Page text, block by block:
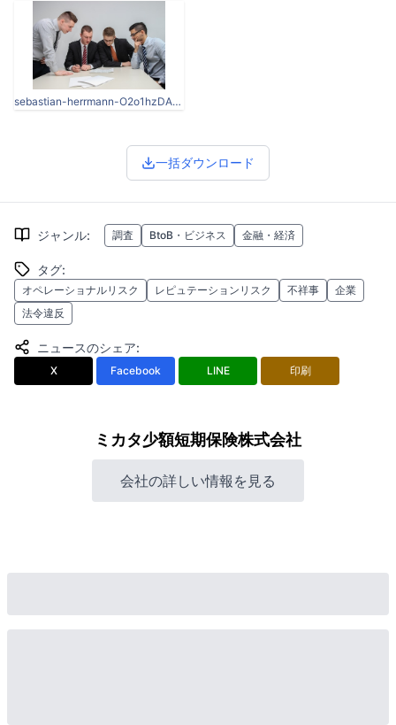
sebastian-herrmann-O2o1hzDA7iE-unsplash-2.jpg
一括ダウンロード
ジャンル: 調査 BtoB・ビジネス 金融・経済
タグ:
オペレーショナルリスク レピュテーションリスク 不祥事
企業
法令違反
ニュースのシェア:
X Facebook LINE 印刷
ミカタ少額短期保険株式会社
会社の詳しい情報を見る